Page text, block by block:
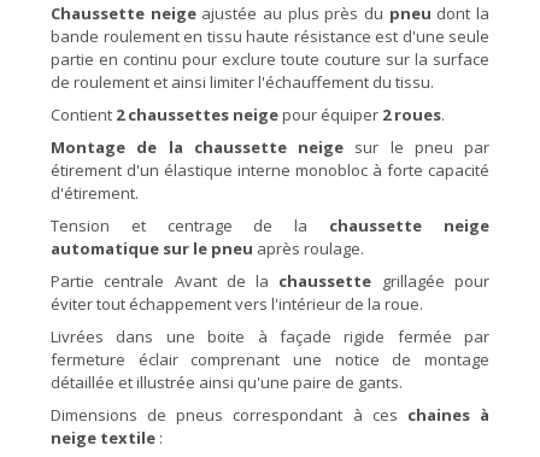
Chaussette neigeajustée au plus près du pneu dont la
bande roulement en tissu haute résistance est d'une seule
partie en continu pour exclure toute couture sur la surface
de roulement et ainsi limiter l'échauffement du tissu.
Contient 2 chaussettes neigepour équiper 2 roues.
Montage de la chaussette neige sur le pneu par
étirement d'un élastique interne monobloc à forte capacité
d'étirement.
Tension et centrage de la chaussette neige
automatique sur le pneu après roulage.
Partie centrale Avant de la chaussette grillagée pour
éviter tout échappement vers l'intérieur de la roue.
Livrées dans une boite à façade rigide fermée par
fermeture éclair comprenant une notice de montage
détaillée et illustrée ainsi qu'une paire de gants.
Dimensions de pneus correspondant à ces chaines à
neige textile :